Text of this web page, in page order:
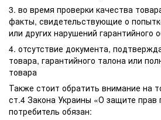
3. во время проверки качества
факты, свидетельствующие о
или других нарушений гарантийного
4. отсутствие документа,
товара, гарантийного талона или
товара
Также стоит обратить внимание на
ст.4 Закона Украины «О защите прав
потребитель обязан: